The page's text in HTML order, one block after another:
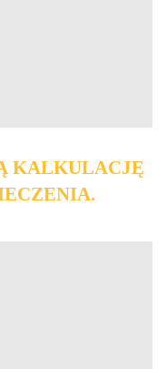
KALKULACJĘ